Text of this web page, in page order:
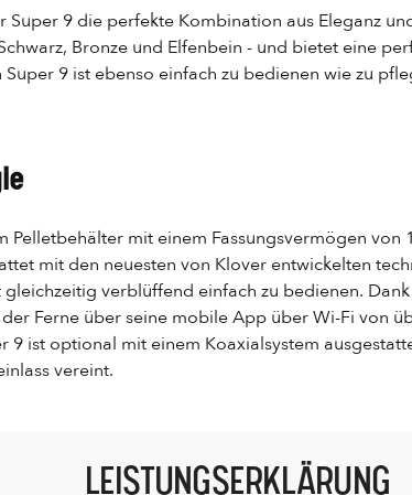
Super 9 die perfekte Kombination aus Eleganz
Bronze und Elfenbein - und bietet eine
9 ist ebenso einfach zu bedienen wie zu
Pelletbehälter mit einem Fassungsvermögen
mit den neuesten von Klover entwickelten
verblüffend einfach zu bedienen.
Ferne über seine mobile App über Wi-Fi von
9 ist optional mit einem Koaxialsystem
vereint.
LEISTUNGSERKLÄRUNG